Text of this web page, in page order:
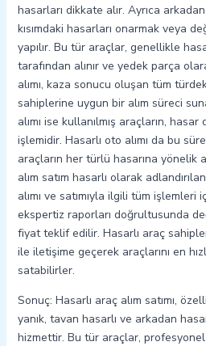
hasarları dikkate alır. Ayrıca
kısımdaki hasarları onarmak veya
yapılır. Bu tür araçlar, genellikle
tarafından alınır ve yedek parça
alımı, kaza sonucu oluşan tüm
sahiplerine uygun bir alım süreci
alımı ise kullanılmış araçların, hasar
işlemidir. Hasarlı oto alımı da bu
araçların her türlü hasarına yönelik
alım satım hasarlı olarak
alımı ve satımıyla ilgili tüm
ekspertiz raporları doğrultusunda
fiyat teklif edilir. Hasarlı araç
ile iletişime geçerek araçlarını en
satabilirler.
Sonuç: Hasarlı araç alım satımı,
yanık, tavan hasarlı ve arkadan
hizmettir. Bu tür araçlar, profesyonel